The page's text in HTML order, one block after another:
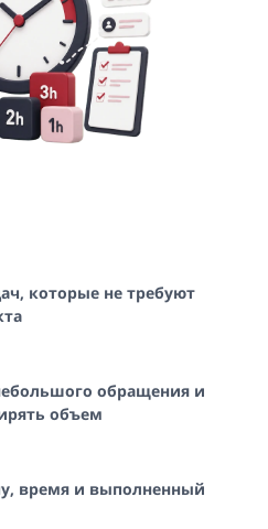
которые не требуют
обращения и
объем
время и выполненный